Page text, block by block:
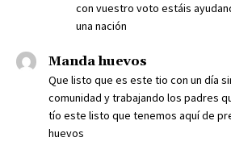
con vuestro voto estáis
una nación
Manda huevos
Que listo que es este tio con un día
comunidad y trabajando los padres
tío este listo que tenemos aquí de
huevos